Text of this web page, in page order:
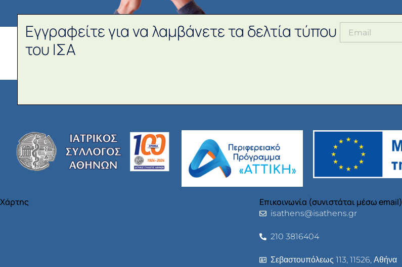
Εγγραφείτε για να λαμβάνετε τα δελτία τύπου
του ΙΣΑ
Χάρτης Επικοινωνία (συνιστάται μέσω email)
isathens@isathens.gr
210 3816404
Σεβαστουπόλεως 113, 11526, Αθήνα